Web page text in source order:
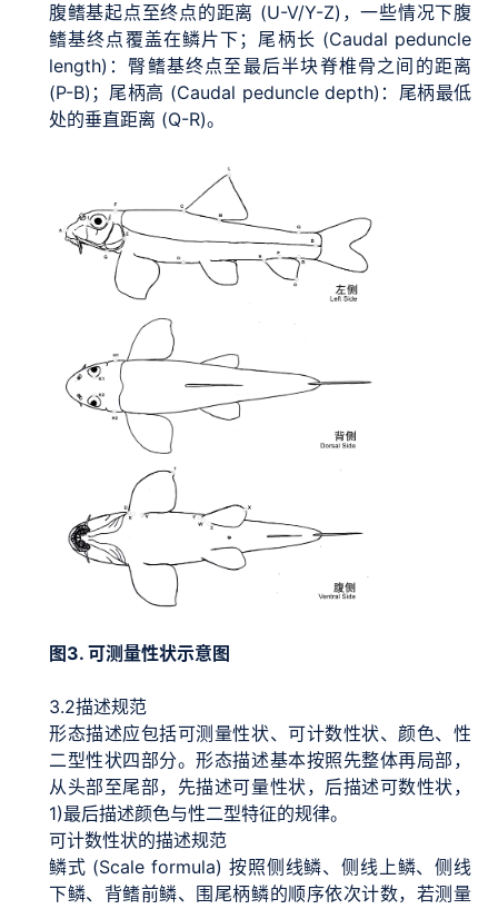
腹鳍基起点至终点的距离 (U-V/Y-Z)，一些情况下腹
鳍基终点覆盖在鳞片下；尾柄长 (Caudal peduncle
length)：臀鳍基终点至最后半块脊椎骨之间的距离
(P-B)；尾柄高 (Caudal peduncle depth)：尾柄最低
处的垂直距离 (Q-R)。
图3. 可测量性状示意图
3.2描述规范
形态描述应包括可测量性状、可计数性状、颜色、性
二型性状四部分。形态描述基本按照先整体再局部，
从头部至尾部，先描述可量性状，后描述可数性状，
最后描述颜色与性二型特征的规律。
1)
可计数性状的描述规范
鳞式 (Scale formula) 按照侧线鳞、侧线上鳞、侧线
下鳞、背鳍前鳞、围尾柄鳞的顺序依次计数，若测量